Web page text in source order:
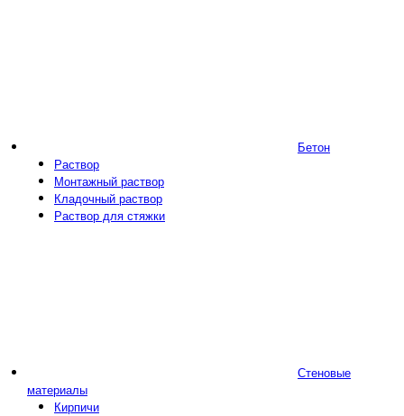
Бетон
Раствор
Монтажный раствор
Кладочный раствор
Раствор для стяжки
Стеновые
материалы
Кирпичи